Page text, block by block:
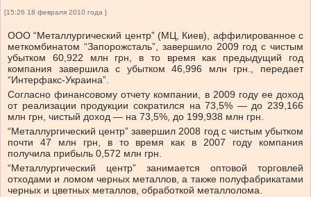
[15:26 18 февраля 2010 года ]
ООО “Металлургический центр” (МЦ, Киев), аффилированное с
меткомбинатом “Запорожсталь”, завершило 2009 год с чистым
убытком 60,922 млн грн, в то время как предыдущий год
компания завершила с убытком 46,996 млн грн., передает
“Интерфакс-Украина”.
Согласно финансовому отчету компании, в 2009 году ее доход
от реализации продукции сократился на 73,5% — до 239,166
млн грн, чистый доход — на 73,5%, до 199,938 млн грн.
“Металлургический центр” завершил 2008 год с чистым убытком
почти 47 млн грн, в то время как в 2007 году компания
получила прибыль 0,572 млн грн.
“Металлургический центр” занимается оптовой торговлей
отходами и ломом черных металлов, а также полуфабрикатами
черных и цветных металлов, обработкой металлолома.